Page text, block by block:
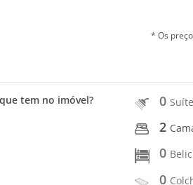
* Os
tem no imóvel? 0
2
0
0